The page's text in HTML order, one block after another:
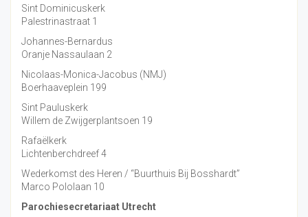
Sint Dominicuskerk
Palestrinastraat 1
Johannes-Bernardus
Oranje Nassaulaan 2
Nicolaas-Monica-Jacobus (NMJ)
Boerhaaveplein 199
Sint Pauluskerk
Willem de Zwijgerplantsoen 19
Rafaëlkerk
Lichtenberchdreef 4
Wederkomst des Heren / “Buurthuis Bij Bosshardt”
Marco Pololaan 10
Parochiesecretariaat Utrecht